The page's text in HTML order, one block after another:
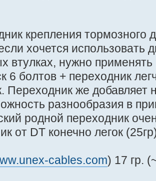
крепления тормозного
хочется использовать
втулках, нужно применять
6 болтов + переходник
Переходник же добавляет
разнообразия в
родной переходник
от DT конечно легок
cables.com) 17 гр.